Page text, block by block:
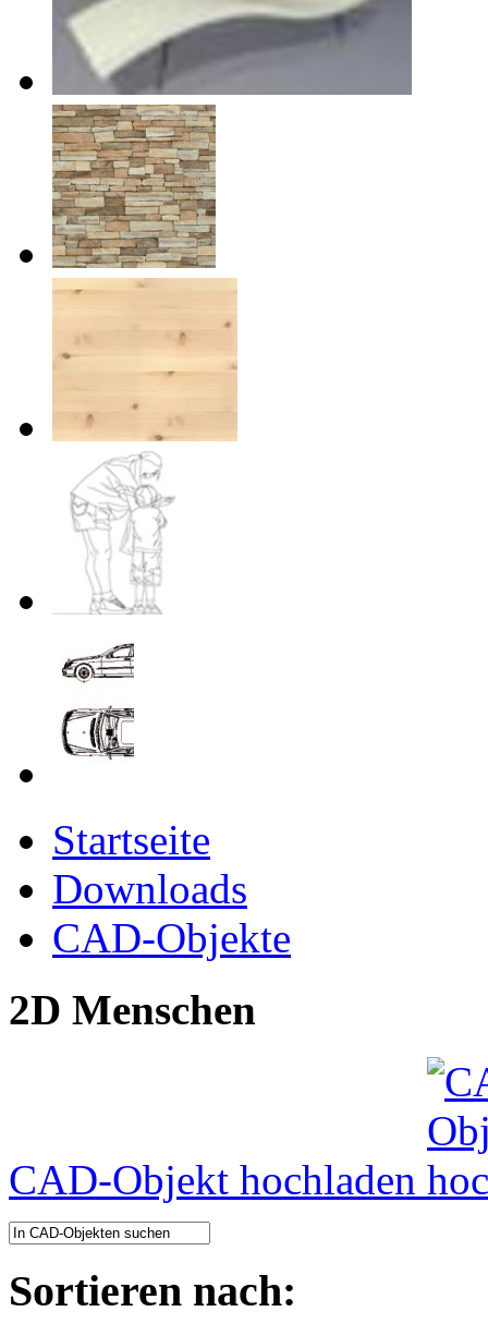
Startseite
Downloads
CAD-Objekte
2D Menschen
CAD-Objekt hochladen
Sortieren nach: